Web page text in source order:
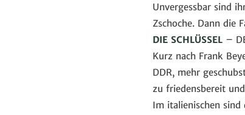
Unvergessbar sind
Zschoche. Dann die
DIE SCHLÜSSEL –
Kurz nach Frank
DDR, mehr
zu friedensbereit
Im italienischen sind